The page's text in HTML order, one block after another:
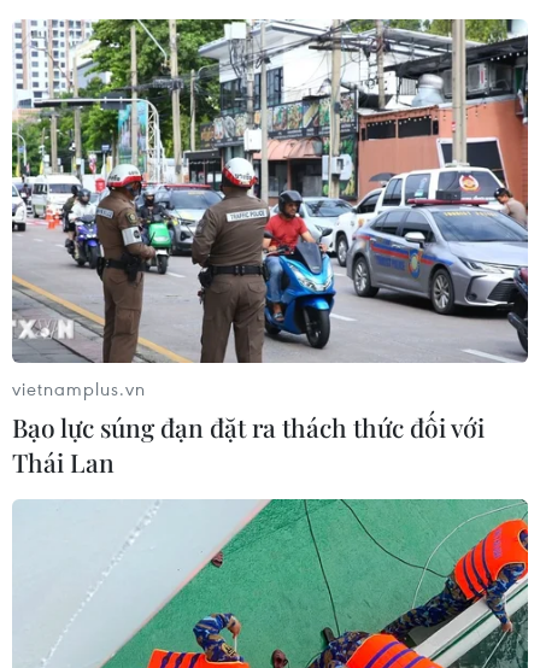
KCNA: Hội nghị thượng đỉnh liên Triều là
một "mốc lịch sử mới"
28/04/2018 04:07
Hãng thông tấn trung ương Triều Tiên (KCNA) đưa tin
Hội nghị thượng đỉnh liên Triều ngày 27/4 sẽ là một
"mốc lịch sử mới" dẫn đến sự thịnh vượng chung và là
bước ngoặt cho bán đảo Triều Tiên
vietnamplus.vn
Bạo lực súng đạn đặt ra thách thức đối với
Thái Lan